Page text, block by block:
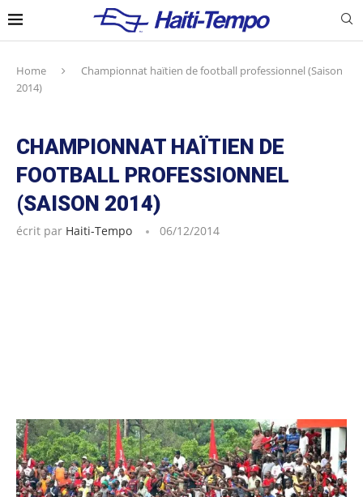
Home
Championnat haïtien de football professionnel (Saison
2014)
CHAMPIONNAT HAÏTIEN DE
FOOTBALL PROFESSIONNEL
(SAISON 2014)
écrit par Haiti-Tempo 06/12/2014